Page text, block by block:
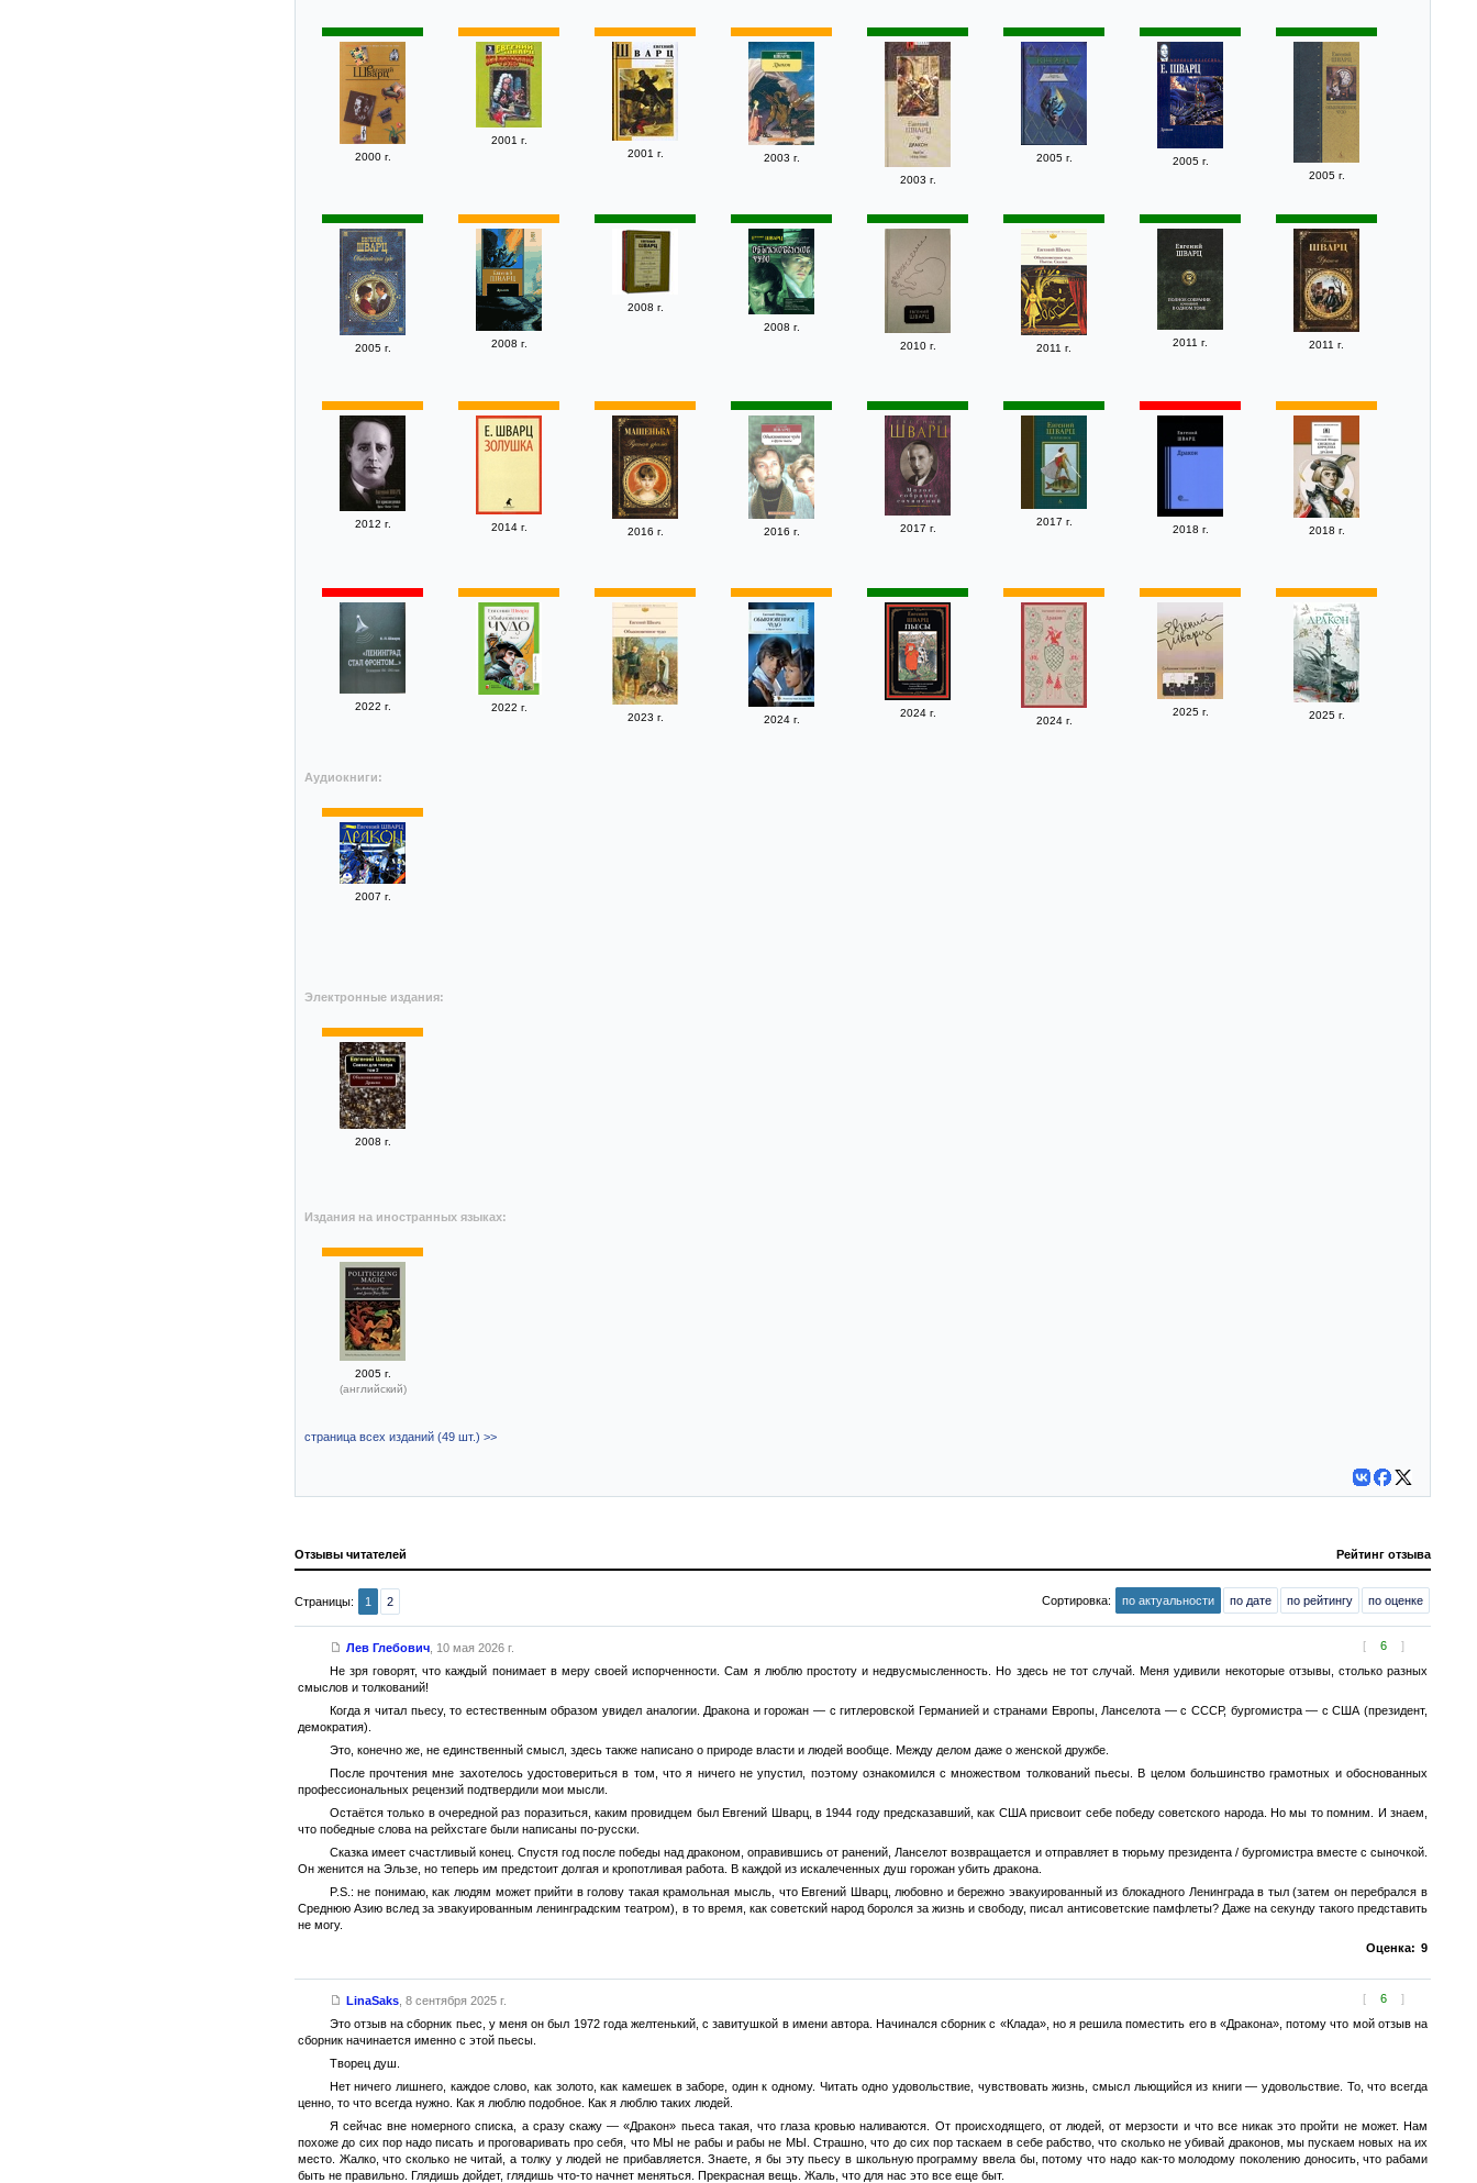
2000 г.
2001 г.
2001 г.
2003 г.
2003 г.
2005 г.
2005 г.
2005 г.
2005 г. 2008 г.
2008 г.
2008 г.
2010 г.
2011 г. 2011 г. 2011 г.
2012 г. 2014 г. 2016 г. 2016 г. 2017 г.
2017 г.
2018 г. 2018 г.
2022 г.
2022 г.
2023 г.
2024 г.
2024 г.
2024 г.
2025 г. 2025 г.
Аудиокниги:
2007 г.
Электронные издания:
2008 г.
Издания на иностранных языках:
2005 г.
(английский)
страница всех изданий (49 шт.) >>
Отзывы читателей Рейтинг отзыва
Страницы: 1 2 Сортировка: по актуальности по дате по рейтингу по оценке
[ 6 ]
Лев Глебович, 10 мая 2026 г.
Не зря говорят, что каждый понимает в меру своей испорченности. Сам я люблю простоту и недвусмысленность. Но здесь не тот случай. Меня удивили некоторые отзывы, столько разных
смыслов и толкований!
Когда я читал пьесу, то естественным образом увидел аналогии. Дракона и горожан — с гитлеровской Германией и странами Европы, Ланселота — с СССР, бургомистра — с США (президент,
демократия).
Это, конечно же, не единственный смысл, здесь также написано о природе власти и людей вообще. Между делом даже о женской дружбе.
После прочтения мне захотелось удостовериться в том, что я ничего не упустил, поэтому ознакомился с множеством толкований пьесы. В целом большинство грамотных и обоснованных
профессиональных рецензий подтвердили мои мысли.
Остаётся только в очередной раз поразиться, каким провидцем был Евгений Шварц, в 1944 году предсказавший, как США присвоит себе победу советского народа. Но мы то помним. И знаем,
что победные слова на рейхстаге были написаны по-русски.
Сказка имеет счастливый конец. Спустя год после победы над драконом, оправившись от ранений, Ланселот возвращается и отправляет в тюрьму президента / бургомистра вместе с сыночкой.
Он женится на Эльзе, но теперь им предстоит долгая и кропотливая работа. В каждой из искалеченных душ горожан убить дракона.
P.S.: не понимаю, как людям может прийти в голову такая крамольная мысль, что Евгений Шварц, любовно и бережно эвакуированный из блокадного Ленинграда в тыл (затем он перебрался в
Среднюю Азию вслед за эвакуированным ленинградским театром), в то время, как советский народ боролся за жизнь и свободу, писал антисоветские памфлеты? Даже на секунду такого представить
не могу.
Оценка: 9
[ 6 ]
LinaSaks, 8 сентября 2025 г.
Это отзыв на сборник пьес, у меня он был 1972 года желтенький, с завитушкой в имени автора. Начинался сборник с «Клада», но я решила поместить его в «Дракона», потому что мой отзыв на
сборник начинается именно с этой пьесы.
Творец душ.
Нет ничего лишнего, каждое слово, как золото, как камешек в заборе, один к одному. Читать одно удовольствие, чувствовать жизнь, смысл льющийся из книги — удовольствие. То, что всегда
ценно, то что всегда нужно. Как я люблю подобное. Как я люблю таких людей.
Я сейчас вне номерного списка, а сразу скажу — «Дракон» пьеса такая, что глаза кровью наливаются. От происходящего, от людей, от мерзости и что все никак это пройти не может. Нам
похоже до сих пор надо писать и проговаривать про себя, что МЫ не рабы и рабы не МЫ. Страшно, что до сих пор таскаем в себе рабство, что сколько не убивай драконов, мы пускаем новых на их
место. Жалко, что сколько не читай, а толку у людей не прибавляется. Знаете, я бы эту пьесу в школьную программу ввела бы, потому что надо как-то молодому поколению доносить, что рабами
быть не правильно. Глядишь дойдет, глядишь что-то начнет меняться. Прекрасная вещь. Жаль, что для нас это все еще быт.